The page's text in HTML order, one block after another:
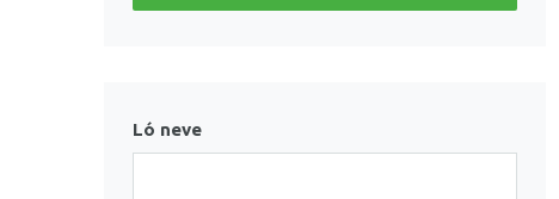
Ló neve